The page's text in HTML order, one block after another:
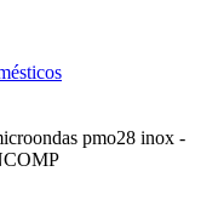
pmo28 inox -